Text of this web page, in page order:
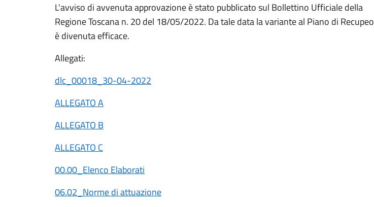
L'avviso di avvenuta approvazione è stato pubblicato sul Bollettino Ufficiale della
Regione Toscana n. 20 del 18/05/2022. Da tale data la variante al Piano di Recupeo
è divenuta efficace.
Allegati:
dlc_00018_30-04-2022
ALLEGATO A
ALLEGATO B
ALLEGATO C
00.00_Elenco Elaborati
06.02_Norme di attuazione